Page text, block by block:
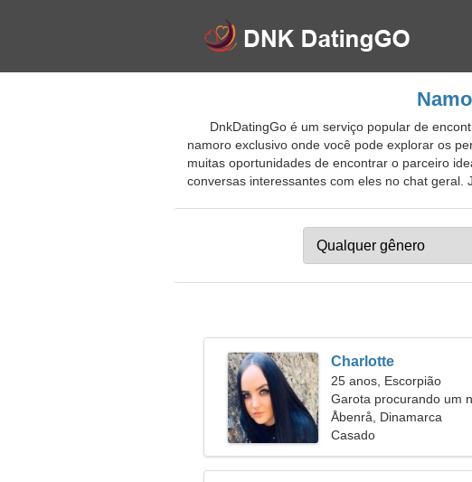
DnkDatingGo é um serviço popular de
namoro exclusivo onde você pode explorar os
muitas oportunidades de encontrar o parceiro
conversas interessantes com eles no chat geral.
Charlotte
25 anos, Escorpião
Garota procurando um
Åbenrå, Dinamarca
Casado